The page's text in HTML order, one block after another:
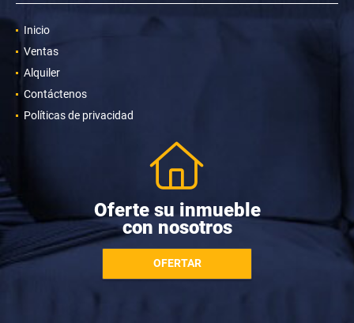
Inicio
Ventas
Alquiler
Contáctenos
Políticas de privacidad
Oferte su inmueble
con nosotros
OFERTAR